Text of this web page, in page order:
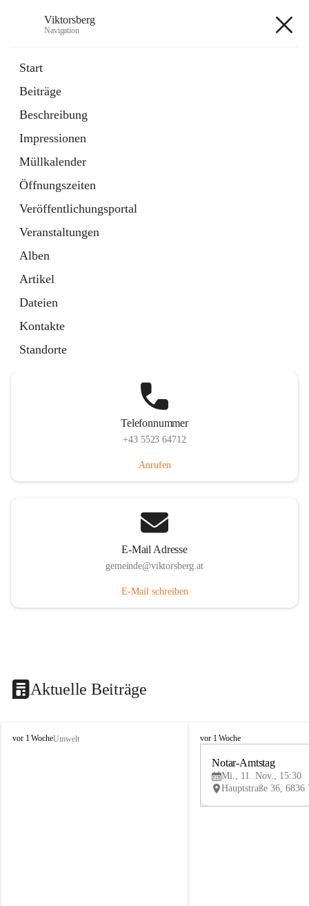
Viktorsberg
Navigation
Start
Beiträge
Beschreibung
Impressionen
Müllkalender
Öffnungszeiten
Veröffentlichungsportal
Veranstaltungen
Alben
Artikel
Dateien
Kontakte
Standorte
1 Schnellzugriff
Bürgerservice
10 Schnellzugriffe
Telefonnummer
+43 5523 64712
Anrufen
E-Mail Adresse
gemeinde@viktorsberg.at
E-Mail schreiben
Aktuelle Beiträge
V
vor 1 WocheUmwelt
V
vor 1 Woche
Notar-Amtstag
Mi., 11. Nov., 15:30